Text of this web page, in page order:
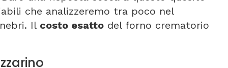
che analizzeremo tra poco nel
Il costo esatto del forno crematorio